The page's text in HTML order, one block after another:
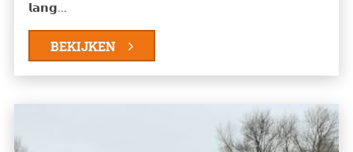
𝗹𝗮𝗻𝗴...
BEKIJKEN